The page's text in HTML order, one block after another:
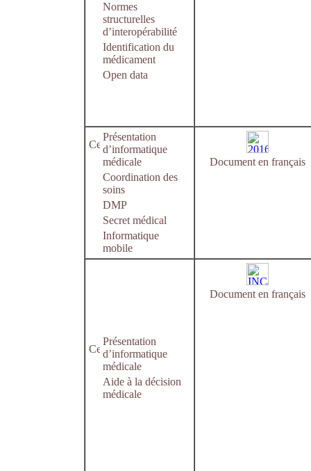
Normes
structurelles
d’interopérabilité
Identification du
médicament
Open data
Présentation
d’informatique
médicale
Coordination des
soins
DMP
Secret médical
Informatique
mobile
Document en français
Présentation
d’informatique
médicale
Aide à la décision
médicale
Document en français